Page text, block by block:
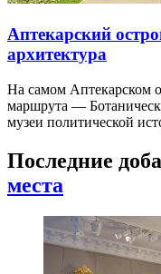
Аптекарский
архитектура
На самом Аптекарском
маршрута —
музеи политической
Последние
места